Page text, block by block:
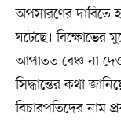
অপসারণের দাবিতে
ঘটেছে। বিক্ষোভের
আপাতত বেঞ্চ না
সিদ্ধান্তের কথা
বিচারপতিদের নাম